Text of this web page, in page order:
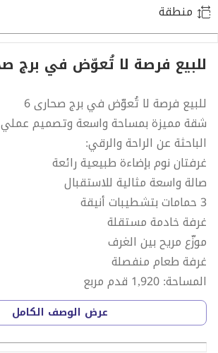
منطقة
للبيع فرصة لا تُعوّض في برج
للبيع فرصة لا تُعوّض في برج صحارى 6
شقة مميزة بمساحة واسعة وتصميم عملي
الباحثة عن الراحة والرقي:
غرفتان نوم بإضاءة طبيعية رائعة
صالة واسعة مثالية للاستقبال
3 حمامات بتشطيبات أنيقة
غرفة خادمة مستقلة
موزّع مريح بين الغرف
غرفة طعام منفصلة
المساحة: 1,920 قدم مربع
الشقة خالية وجاهزة للسكن فوراً
السعر: 1,135,000 درهم شامل الأثاث
استمتع بالسكن في برج راقٍ بموقع
عرض الوصف الكامل